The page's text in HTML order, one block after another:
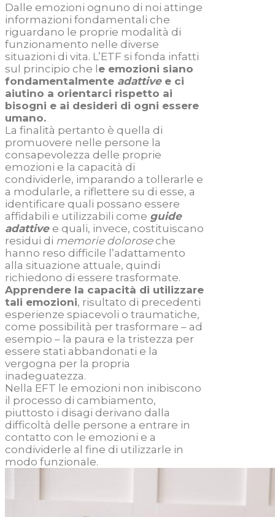
Dalle emozioni ognuno di noi attinge
informazioni fondamentali che
riguardano le proprie modalità di
funzionamento nelle diverse
situazioni di vita. L’ETF si fonda infatti
sul principio che le emozioni siano
fondamentalmente adattive e ci
aiutino a orientarci rispetto ai
bisogni e ai desideri di ogni essere
umano.
La finalità pertanto è quella di
promuovere nelle persone la
consapevolezza delle proprie
emozioni e la capacità di
condividerle, imparando a tollerarle e
a modularle, a riflettere su di esse, a
identificare quali possano essere
affidabili e utilizzabili come guide
adattive e quali, invece, costituiscano
residui di memorie dolorose che
hanno reso difficile l’adattamento
alla situazione attuale, quindi
richiedono di essere trasformate.
Apprendere la capacità di utilizzare
tali emozioni, risultato di precedenti
esperienze spiacevoli o traumatiche,
come possibilità per trasformare – ad
esempio – la paura e la tristezza per
essere stati abbandonati e la
vergogna per la propria
inadeguatezza.
Nella EFT le emozioni non inibiscono
il processo di cambiamento,
piuttosto i disagi derivano dalla
difficoltà delle persone a entrare in
contatto con le emozioni e a
condividerle al fine di utilizzarle in
modo funzionale.